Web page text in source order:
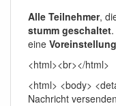
Alle Teilnehmer,
stumm geschaltet
eine
<html><br></html>
<html> <body>
Nachricht